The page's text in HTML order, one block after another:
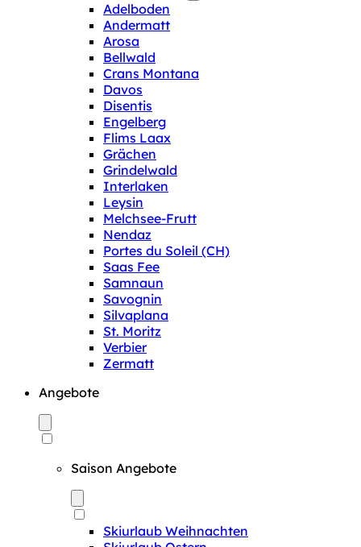
Adelboden
Andermatt
Arosa
Bellwald
Crans Montana
Davos
Disentis
Engelberg
Flims Laax
Grächen
Grindelwald
Interlaken
Leysin
Melchsee-Frutt
Nendaz
Portes du Soleil (CH)
Saas Fee
Samnaun
Savognin
Silvaplana
St. Moritz
Verbier
Zermatt
Angebote
Saison Angebote
Skiurlaub Weihnachten